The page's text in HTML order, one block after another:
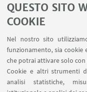
QUESTO SITO
COOKIE
Nel nostro sito
funzionamento, sia
che potrai attivare solo
Cookie e altri strumenti
analisi statistiche,
Prenotazione
SEGUI